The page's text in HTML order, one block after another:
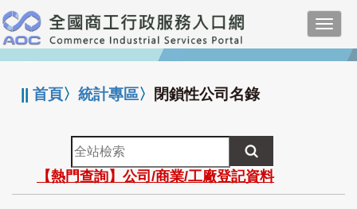
跳
到
主
要
:::
||首頁〉統計專區〉 閉鎖性公司名錄
全
站
檢
索
【熱門查詢】公司/商業/工廠登記資料